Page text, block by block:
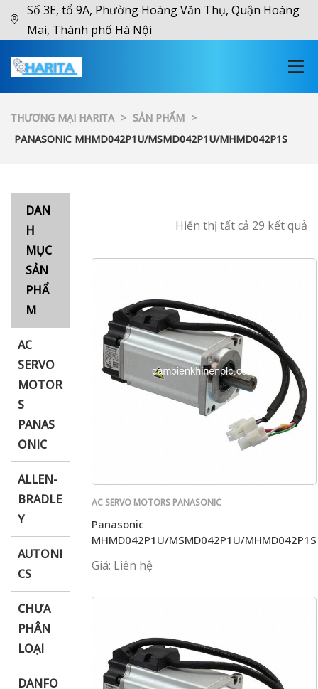
Số 3E, tổ 9A, Phường Hoàng Văn Thụ, Quận Hoàng
Mai, Thành phố Hà Nội
THƯƠNG MẠI HARITA > SẢN PHẨM >
PANASONIC MHMD042P1U/MSMD042P1U/MHMD042P1S
DAN
H
MỤC
SẢN
PHẨ
M
AC
SERVO
MOTOR
S
PANAS
ONIC
ALLEN-
BRADLE
Y
AUTONI
CS
CHƯA
PHÂN
LOẠI
DANFO
Hiển thị tất cả 29 kết quả
AC SERVO MOTORS PANASONIC
Panasonic
MHMD042P1U/MSMD042P1U/MHMD042P1S
Giá: Liên hệ
XNK